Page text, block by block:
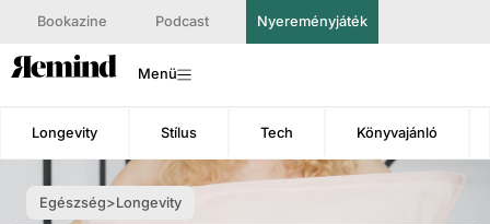
Bookazine Podcast Nyereményjáték
Menü
Longevity Stílus Tech Könyvajánló
Egészség>Longevity